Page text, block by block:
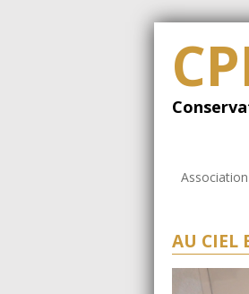
Association
AU CIEL